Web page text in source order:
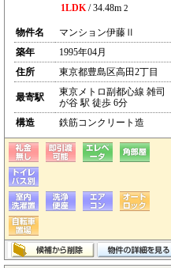
1LDK/ 34.48m 2
物件名
マンション伊藤Ⅱ
築年
1995年04月
住所
東京都豊島区高田2丁目
最寄駅
東京メトロ副都心線 雑司
が谷 駅 徒歩 6分
構造
鉄筋コンクリート造